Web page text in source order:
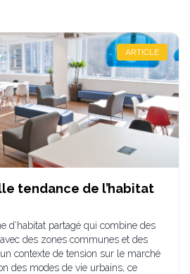
ARTICLE
tendance de l’habitat
d’habitat partagé qui combine des
des zones communes et des
contexte de tension sur le marché
des modes de vie urbains, ce